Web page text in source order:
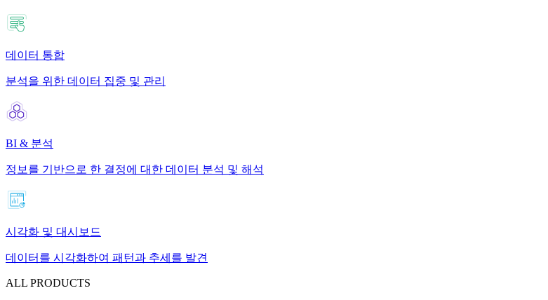
데이터 통합
분석을 위한 데이터 집중 및 관리
BI & 분석
정보를 기반으로 한 결정에 대한 데이터 분석 및 해석
시각화 및 대시보드
데이터를 시각화하여 패턴과 추세를 발견
ALL PRODUCTS